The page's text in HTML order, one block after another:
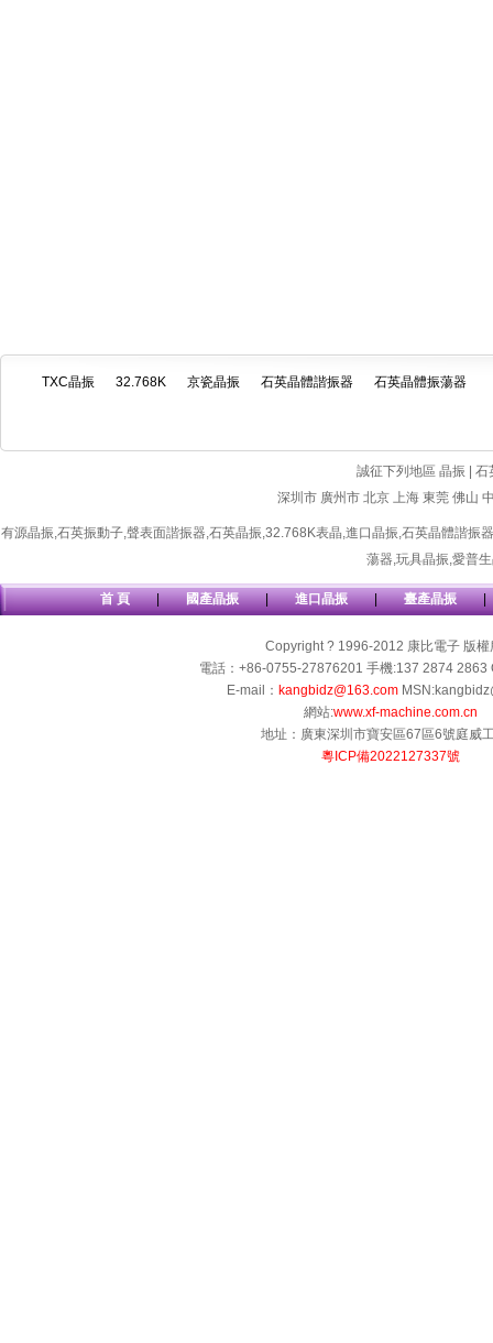
TXC晶振 32.768K 京瓷晶振 石英晶體諧振器 石英晶體振蕩器
誠征下列地區 晶振 |
深圳市 廣州市 北京 上海 東莞 佛山
有源晶振,石英振動子,聲表面諧振器,石英晶振,32.768K表晶,進口晶振,石英晶體諧振器
蕩器,玩具晶振,愛普
首 頁 | 國產晶振 | 進口晶振 | 臺產晶振 |
Copyright ? 1996-2012 康比電子 版權
電話：+86-0755-27876201 手機:137 2874 2863
E-mail： kangbidz@163.com
網站:www.xf-machine.com.cn
地址：廣東深圳市寶安區67區6號庭威
粵ICP備2022127337號